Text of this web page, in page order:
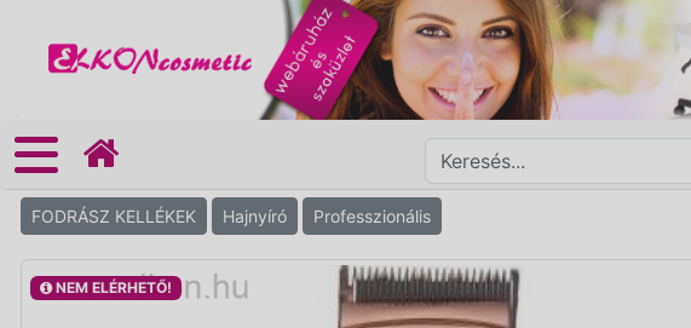
FODRÁSZ KELLÉKEK Hajnyíró Professzionális
NEM ELÉRHETŐ!